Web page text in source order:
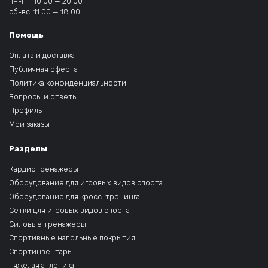
сб-вс: 11:00 — 18:00
Помощь
Оплата и доставка
Публичная оферта
Политика конфиденциальности
Вопросы и ответы
Профиль
Мои заказы
Разделы
Кардиотренажеры
Оборудование для игровых видов спорта
Оборудование для кросс-тренинга
Сетки для игровых видов спорта
Силовые тренажеры
Спортивные напольные покрытия
Спортинвентарь
Тяжелая атлетика